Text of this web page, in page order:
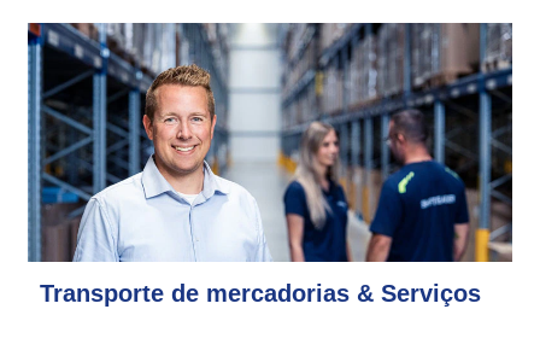
Transporte de mercadorias & Serviços